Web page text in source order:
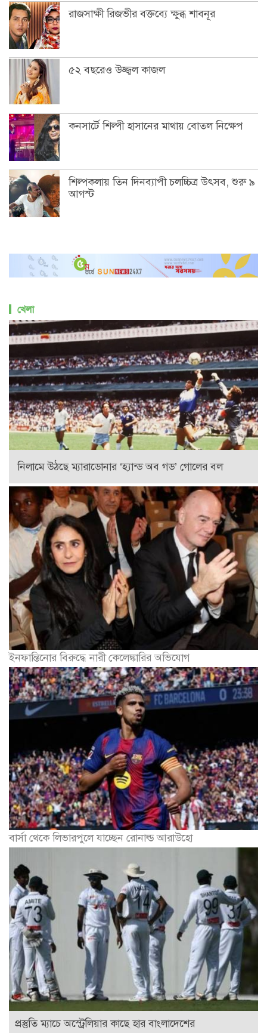
রাজসাক্ষী রিজভীর বক্তব্যে ক্ষুব্ধ শাবনূর
৫২ বছরেও উজ্জ্বল কাজল
কনসার্টে শিল্পী হাসানের মাথায় বোতল নিক্ষেপ
শিল্পকলায় তিন দিনব্যাপী চলচ্চিত্র উৎসব, শুরু ৯
আগস্ট
খেলা
নিলামে উঠছে ম্যারাডোনার ‘হ্যান্ড অব গড’ গোলের বল
ইনফান্তিনোর বিরুদ্ধে নারী কেলেঙ্কারির অভিযোগ
বার্সা থেকে লিভারপুলে যাচ্ছেন রোনাল্ড আরাউহো
প্রস্তুতি ম্যাচে অস্ট্রেলিয়ার কাছে হার বাংলাদেশের